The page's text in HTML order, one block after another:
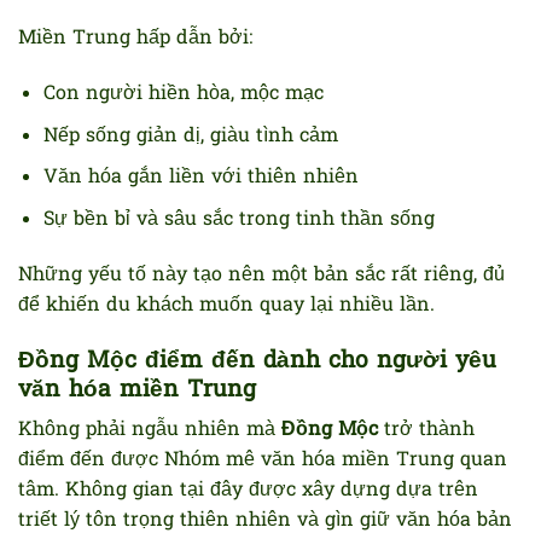
Miền Trung hấp dẫn bởi:
Con người hiền hòa, mộc mạc
Nếp sống giản dị, giàu tình cảm
Văn hóa gắn liền với thiên nhiên
Sự bền bỉ và sâu sắc trong tinh thần sống
Những yếu tố này tạo nên một bản sắc rất riêng, đủ
để khiến du khách muốn quay lại nhiều lần.
Đồng Mộc điểm đến dành cho người yêu
văn hóa miền Trung
Không phải ngẫu nhiên mà Đồng Mộctrở thành
điểm đến được Nhóm mê văn hóa miền Trung quan
tâm. Không gian tại đây được xây dựng dựa trên
triết lý tôn trọng thiên nhiên và gìn giữ văn hóa bản